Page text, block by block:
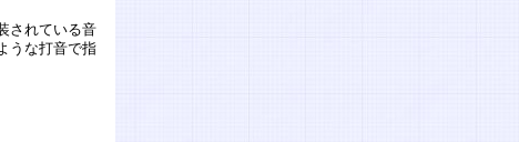
されている音
うな打音で指